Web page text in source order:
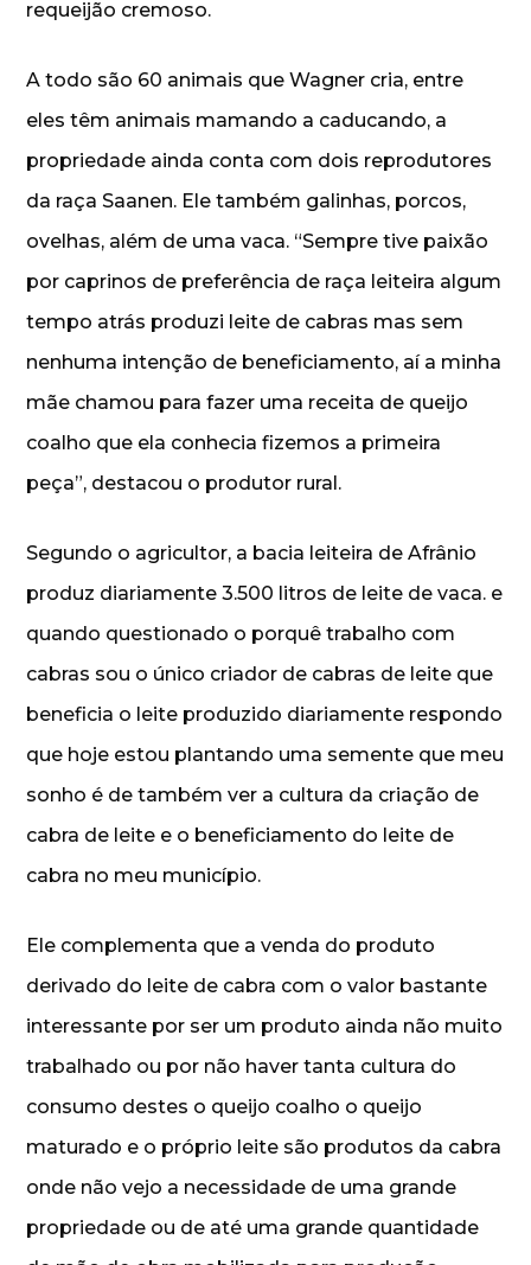
requeijão cremoso.
A todo são 60 animais que Wagner cria, entre
eles têm animais mamando a caducando, a
propriedade ainda conta com dois reprodutores
da raça Saanen. Ele também galinhas, porcos,
ovelhas, além de uma vaca. “Sempre tive paixão
por caprinos de preferência de raça leiteira algum
tempo atrás produzi leite de cabras mas sem
nenhuma intenção de beneficiamento, aí a minha
mãe chamou para fazer uma receita de queijo
coalho que ela conhecia fizemos a primeira
peça”, destacou o produtor rural.
Segundo o agricultor, a bacia leiteira de Afrânio
produz diariamente 3.500 litros de leite de vaca. e
quando questionado o porquê trabalho com
cabras sou o único criador de cabras de leite que
beneficia o leite produzido diariamente respondo
que hoje estou plantando uma semente que meu
sonho é de também ver a cultura da criação de
cabra de leite e o beneficiamento do leite de
cabra no meu município.
Ele complementa que a venda do produto
derivado do leite de cabra com o valor bastante
interessante por ser um produto ainda não muito
trabalhado ou por não haver tanta cultura do
consumo destes o queijo coalho o queijo
maturado e o próprio leite são produtos da cabra
onde não vejo a necessidade de uma grande
propriedade ou de até uma grande quantidade